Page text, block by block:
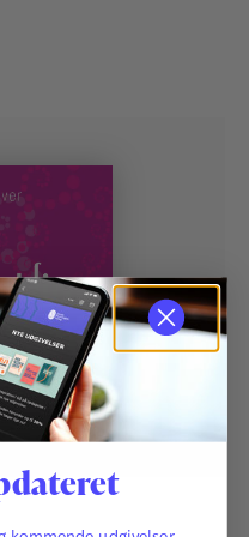
oplevelse af